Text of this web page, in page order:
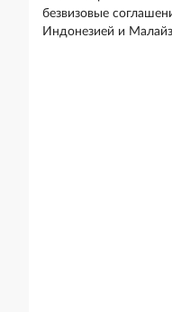
безвизовые
Индонезией и